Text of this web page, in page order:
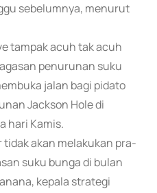
sebelumnya, menurut
tampak acuh tak acuh
penurunan suku
jalan bagi pidato
Jackson Hole di
hari Kamis.
akan melakukan pra-
suku bunga di bulan
kepala strategi